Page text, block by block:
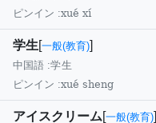
ピンイン :xué xí
学生[一般(教育)]
中国語 :学生
ピンイン :xué sheng
アイスクリーム[一般(教育)]